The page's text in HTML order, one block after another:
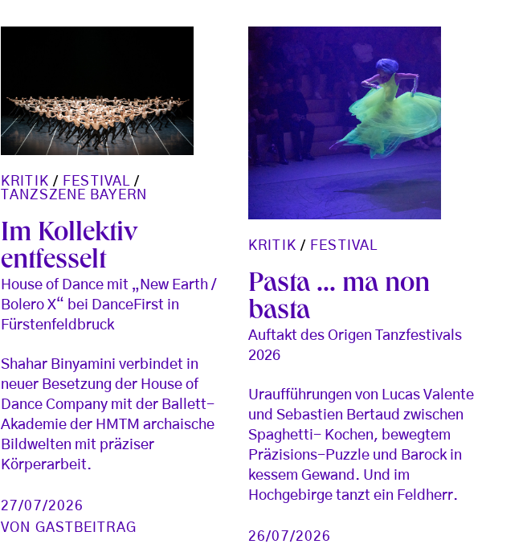
KRITIK / FESTIVAL
/
TANZSZENE BAYERN
Im Kollektiv
entfesselt
House of Dance mit „New Earth /
Bolero X“ bei DanceFirst in
Fürstenfeldbruck
Shahar Binyamini verbindet in
neuer Besetzung der House of
Dance Company mit der Ballett-
Akademie der HMTM archaische
Bildwelten mit präziser
Körperarbeit.
27/07/2026
VON GASTBEITRAG
KRITIK / FESTIVAL
Pasta ... ma non
basta
Auftakt des Origen Tanzfestivals
2026
Uraufführungen von Lucas Valente
und Sebastien Bertaud zwischen
Spaghetti- Kochen, bewegtem
Präzisions-Puzzle und Barock in
kessem Gewand. Und im
Hochgebirge tanzt ein Feldherr.
26/07/2026